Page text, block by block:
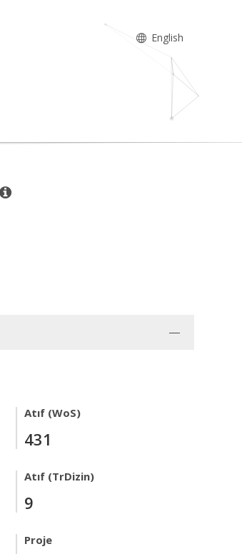
English
Atıf (WoS)
431
Atıf (TrDizin)
9
Proje